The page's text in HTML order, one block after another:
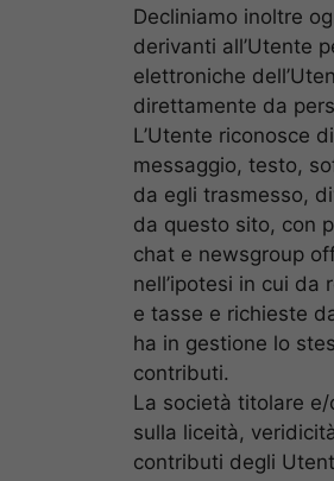
Decliniamo inoltre
derivanti all’Utente
elettroniche
direttamente da
L’Utente riconosce
messaggio, testo,
da egli trasmesso,
da questo sito, con
chat e newsgroup
nell’ipotesi in cui
e tasse e richieste
ha in gestione lo
contributi.
La società titolare
sulla liceità,
contributi degli